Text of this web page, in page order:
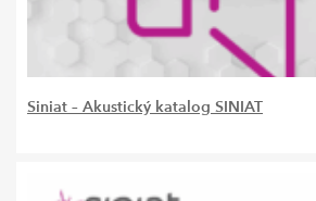
Siniat – Akustický katalog SINIAT